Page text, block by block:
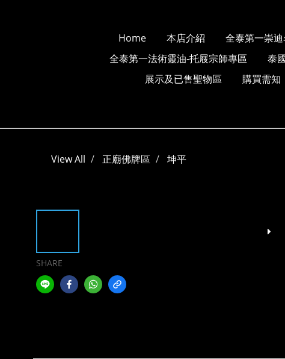
Home 本店介紹 全泰第一崇
全泰第一法術靈油-托屐宗師專區
泰
展示及已售聖物區
購買需知
View All 正廟佛牌區 坤平
SHARE